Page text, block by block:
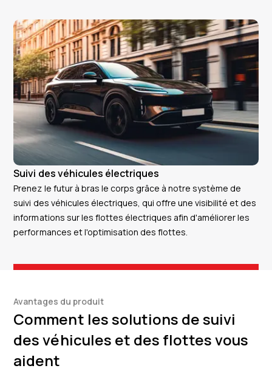
Suivi des véhicules électriques
Prenez le futur à bras le corps grâce à notre système de
suivi des véhicules électriques, qui offre une visibilité et des
informations sur les flottes électriques afin d'améliorer les
performances et l'optimisation des flottes.
Avantages du produit
Comment les solutions de suivi
des véhicules et des flottes vous
aident